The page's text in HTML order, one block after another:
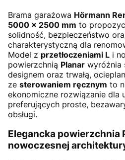
Brama garażowa Hörmann
5000 × 2500 mm to
solidność, bezpieczeństwo
charakterystyczną dla
Model z przetłoczeniami L i
powierzchnią Planar wyróżnia
designem oraz trwałą,
ze sterowaniem ręcznym to
ekonomiczne rozwiązanie dla
preferujących proste,
obsługi.
Elegancka powierzchnia
nowoczesnej